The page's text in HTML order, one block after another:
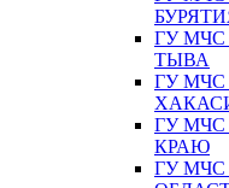
ГУ
ТЫВА
ГУ
ГУ
КРАЮ
ГУ